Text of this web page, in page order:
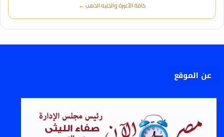
كافة الأعيرة والجنيه الذهب ←
عن الموقع